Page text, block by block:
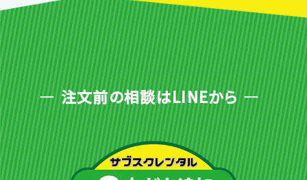
注文前の相談はLINEから